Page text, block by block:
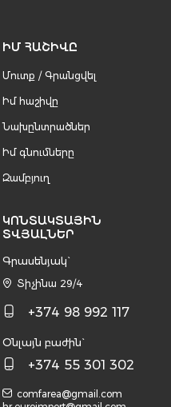
ԻՄ ՀԱՇԻՎԸ
Մուտք / Գրանցվել
Իմ հաշիվը
Նախընտրածներ
Իմ գնումները
Զամբյուղ
ԿՈՆՏԱԿՏԱՅԻՆ
ՏՎՅԱԼՆԵՐ
Գրասենյակ`
Տիչինա 29/4
+374 98 992 117
Օնլայն բաժին`
+374 55 301 302
comfarea@gmail.com